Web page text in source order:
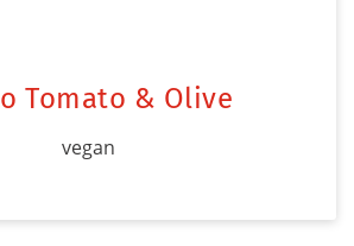
Tomato & Olive
vegan